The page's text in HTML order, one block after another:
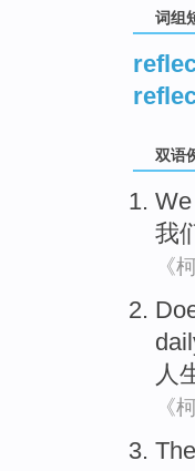
词组
双语
We
我
《
人
《